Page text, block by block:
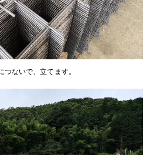
つないで、立てます。